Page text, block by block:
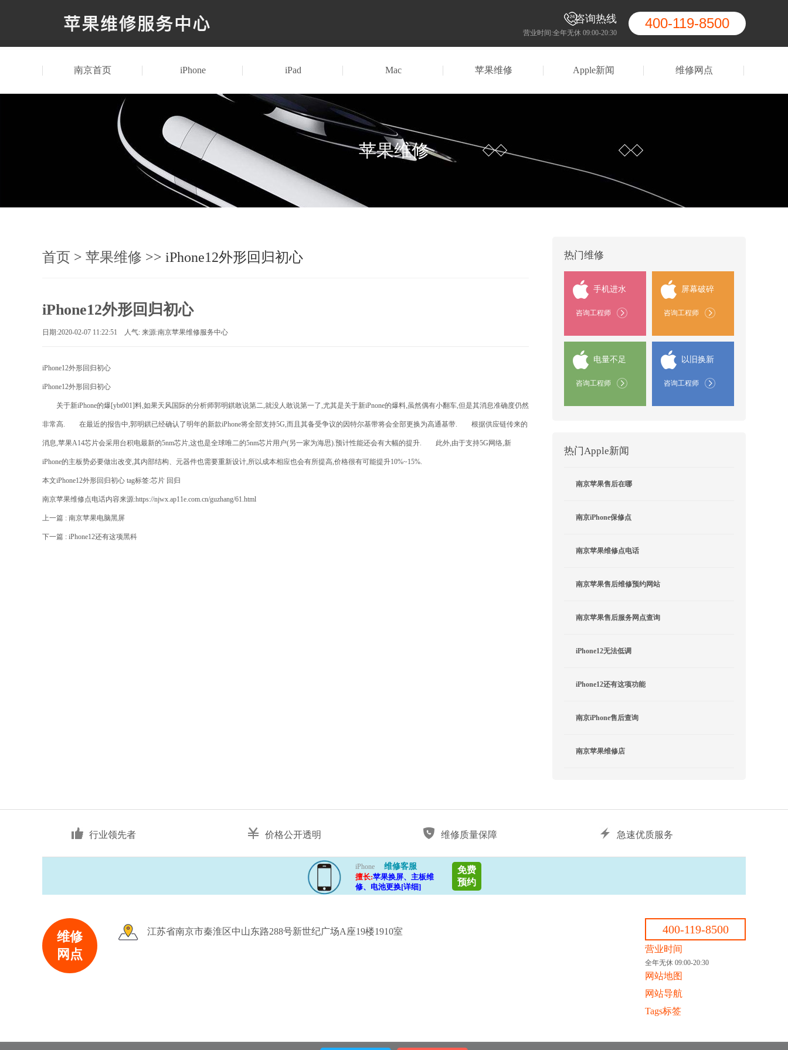
咨询热线
营业时间:全年无休 09:00-20:30
400-119-8500
南京首页 iPhone iPad Mac 苹果维修 Apple新闻 维修网点
苹果维修
首页 > 苹果维修 >> iPhone12外形回归初心
iPhone12外形回归初心
日期:2020-02-07 11:22:51 人气: 来源:南京苹果维修服务中心
iPhone12外形回归初心
iPhone12外形回归初心
关于新iPhone的爆[ybt001]料,如果天风国际的分析师郭明錤敢说第二,就没人敢说第一了,尤其是关于新iPnone的爆料,虽然偶有小翻车,但是其消息准确度仍然
非常高. 在最近的报告中,郭明錤已经确认了明年的新款iPhone将全部支持5G,而且其备受争议的因特尔基带将会全部更换为高通基带. 根据供应链传来的
消息,苹果A14芯片会采用台积电最新的5nm芯片,这也是全球唯二的5nm芯片用户(另一家为海思).预计性能还会有大幅的提升. 此外,由于支持5G网络,新
iPhone的主板势必要做出改变,其内部结构、元器件也需要重新设计,所以成本相应也会有所提高,价格很有可能提升10%~15%.
本文iPhone12外形回归初心 tag标签:芯片 回归
南京苹果维修点电话内容来源:https://njwx.ap11e.com.cn/guzhang/61.html
上一篇 : 南京苹果电脑黑屏
下一篇 : iPhone12还有这项黑科
热门维修
手机进水
咨询工程师
屏幕破碎
咨询工程师
电量不足
咨询工程师
以旧换新
咨询工程师
热门Apple新闻
南京苹果售后在哪
南京iPhone保修点
南京苹果维修点电话
南京苹果售后维修预约网站
南京苹果售后服务网点查询
iPhone12无法低调
iPhone12还有这项功能
南京iPhone售后查询
南京苹果维修店
行业领先者 价格公开透明 维修质量保障 急速优质服务
iPhone
维修客服
擅长:苹果换屏、主板维
修、电池更换[详细]
免费
预约
维修
网点
江苏省南京市秦淮区中山东路288号新世纪广场A座19楼1910室 400-119-8500
营业时间
全年无休 09:00-20:30
网站地图
网站导航
Tags标签